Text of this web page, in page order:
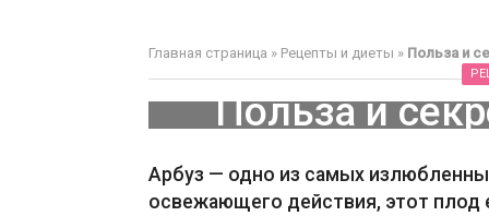
Главная страница » Рецепты и диеты » Польза и
Польза и
Арбуз — одно из самых
освежающего действия, этот плод